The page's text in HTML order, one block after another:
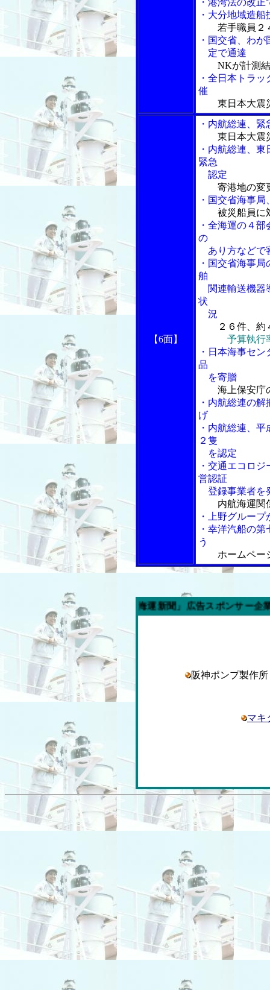
・港湾法の改
・大分地域造
若手職員２
・国交省、わ
定で通達
NKが計測
・全日本トラ
催
東日本大震
【6面】
・内航総連、
東日本大震
・内航総連、
緊急
認定
寄港地の変
・国交省海事
被災船員に
・全海運の４
の
あり方などで
・国交省海事
舶
関連輸送機器
状
況
２６件、
予算執行
・日本海事セ
品
を寄贈
海上保安庁
・内航総連の
げ
・内航総連、
２隻
を認定
・交通エコロ
営認証
登録事業者を
内航海運関
・上野グルー
・幸洋汽船の
う
ホームペー
今週の「内航海運新聞」広告スポンサー企業
阪神ポンプ製作
マキ